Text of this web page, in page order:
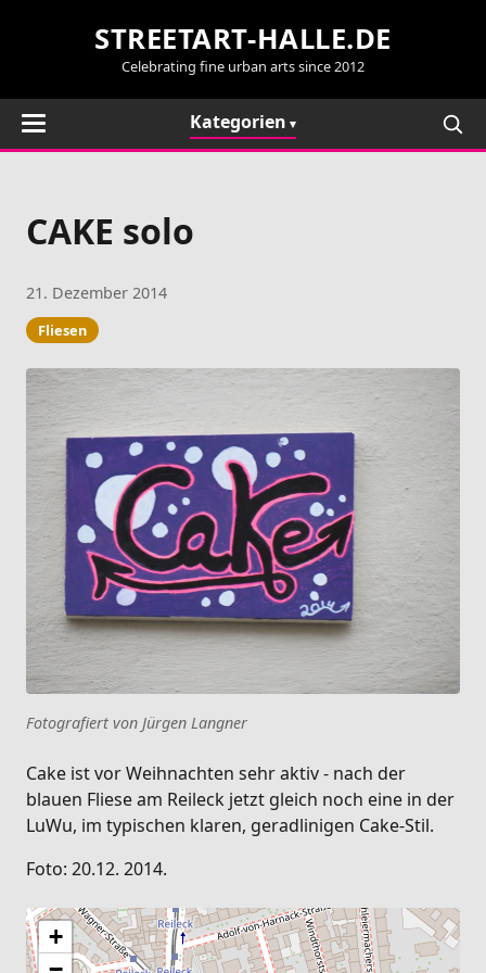
STREETART-HALLE.DE
Celebrating fine urban arts since 2012
Kategorien
CAKE solo
21. Dezember 2014
Fliesen
Fotografiert von Jürgen Langner
Cake ist vor Weihnachten sehr aktiv - nach der
blauen Fliese am Reileck jetzt gleich noch eine in der
LuWu, im typischen klaren, geradlinigen Cake-Stil.
Foto: 20.12. 2014.
+